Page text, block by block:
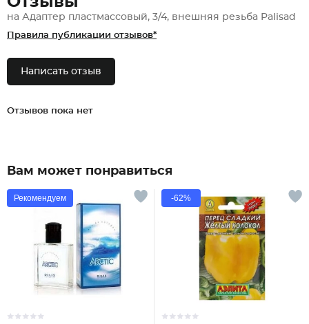
на Адаптер пластмассовый, 3/4, внешняя резьба Palisad
Правила публикации отзывов*
Написать отзыв
Отзывов пока нет
Вам может понравиться
Рекомендуем -62%